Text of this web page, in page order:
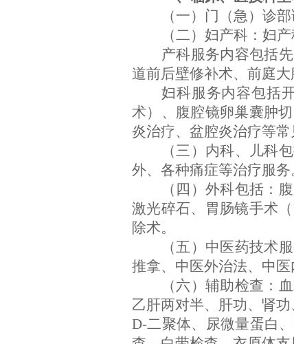
（一）门（急）诊
（二）妇产科：妇
产科服务内容包括
道前后壁修补术、前庭大
妇科服务内容包括
术）、腹腔镜卵巢囊肿
炎治疗、盆腔炎治疗等常
（三）内科、儿科
外、各种痛症等治疗服务
（四）外科包括：
激光碎石、胃肠镜手术
除术。
（五）中医药技术
推拿、中医外治法、中
（六）辅助检查：
乙肝两对半、肝功、肾
D-二聚体、尿微量蛋白